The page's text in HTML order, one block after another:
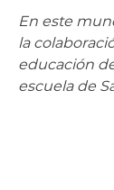
En este
la
educación
escuela de